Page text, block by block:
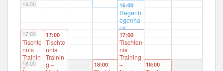
16:00
17:00
18:00
17:00
Tischte
nnis
Trainin
g –
17:00
Tischte
nnis
Trainin
g –
18:00
16:00
Regenb
ogenha
us
17:00
Tischten
nis
Training
–
18:00